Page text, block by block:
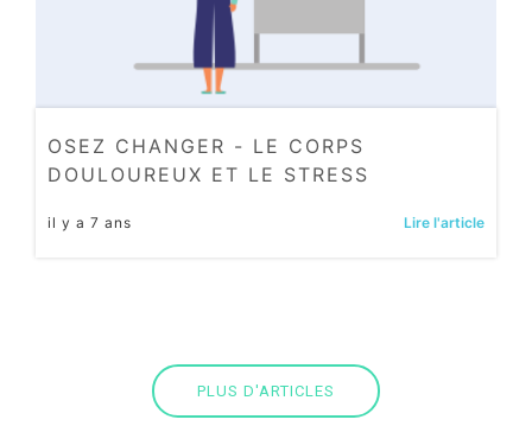
OSEZ CHANGER - LE CORPS
DOULOUREUX ET LE STRESS
il y a 7 ans Lire l'article
PLUS D'ARTICLES